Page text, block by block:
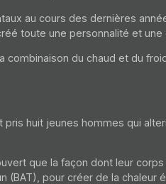
au cours des dernières
toute une personnalité et
combinaison du chaud et du
huit jeunes hommes qui
que la façon dont leur corps
(BAT), pour créer de la chaleur